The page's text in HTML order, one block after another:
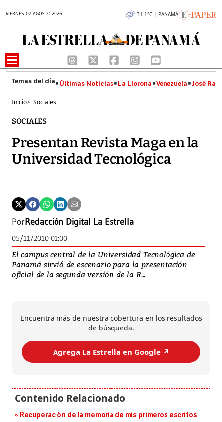
VIERNES 07 AGOSTO 2026 31.1°C | PANAMÁ
Últimas Noticias La Llorona Venezuela José
Inicio> Sociales
SOCIALES
Presentan Revista Maga en la
Universidad Tecnológica
PorRedacción Digital La Estrella
05/11/2010 01:00
El campus central de la Universidad Tecnológica de
Panamá sirvió de escenario para la presentación
oficial de la segunda versión de la R...
Encuentra más de nuestra cobertura en los resultados
de búsqueda.
Agrega La Estrella en Google ↗️
Recuperación de la memoria de mis primeros escritos